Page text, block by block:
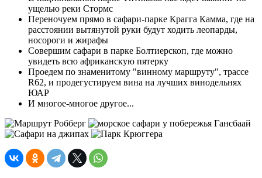
ущелью реки Стормс
Переночуем прямо в сафари-парке Крагга Камма, где на
расстоянии вытянутой руки будут ходить леопарды,
носороги и жирафы
Совершим сафари в парке Болтиерскоп, где можно
увидеть всю африканскую пятерку
Проедем по знаменитому "винному маршруту", трассе
R62, и продегустируем вина на лучших винодельнях
ЮАР
И многое-многое другое...